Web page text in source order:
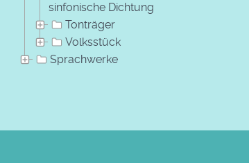
sinfonische Dichtung
Tonträger
Volksstück
Sprachwerke